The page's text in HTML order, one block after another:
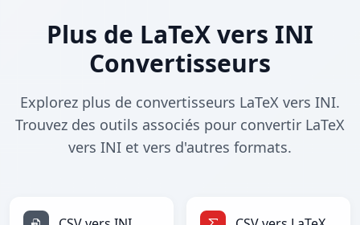
Plus de LaTeX vers INI
Convertisseurs
Explorez plus de convertisseurs LaTeX vers INI.
Trouvez des outils associés pour convertir LaTeX
vers INI et vers d'autres formats.